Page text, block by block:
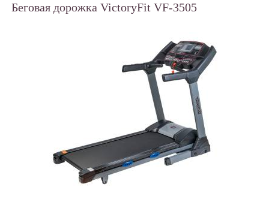
Беговая дорожка VictoryFit VF-3505